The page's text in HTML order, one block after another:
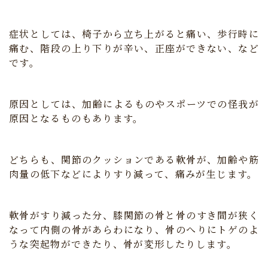
症状としては、椅子から立ち上がると痛い、歩行時に
痛む、階段の上り下りが辛い、正座ができない、など
です。
原因としては、加齢によるものやスポーツでの怪我が
原因となるものもあります。
どちらも、関節のクッションである軟骨が、加齢や筋
肉量の低下などによりすり減って、痛みが生じます。
軟骨がすり減った分、膝関節の骨と骨のすき間が狭く
なって内側の骨があらわになり、骨のへりにトゲのよ
うな突起物ができたり、骨が変形したりします。